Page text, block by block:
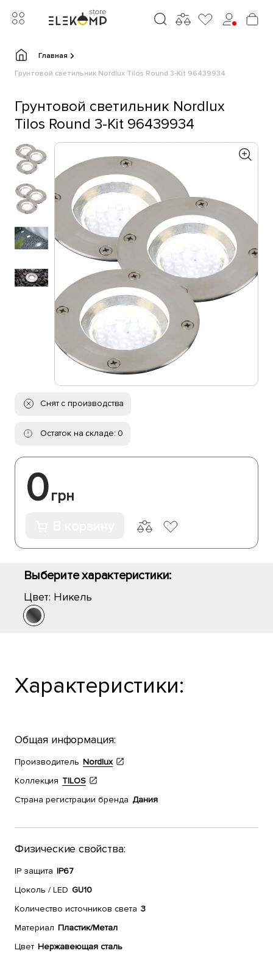
Главная
Грунтовой светильник Nordlux Tilos Round 3-Kit 96439934
Грунтовой светильник Nordlux
Tilos Round 3-Kit 96439934
Снят с производства
Остаток на складе: 0
0грн
Выберите характеристики:
Цвет: Никель
Характеристики:
Общая информация:
Производитель Nordlux
Коллекция TILOS
Страна регистрации бренда Дания
Физические свойства:
IP защита IP67
Цоколь / LED GU10
Количество источников света 3
Материал Пластик/Метал
Цвет Нержавеющая сталь